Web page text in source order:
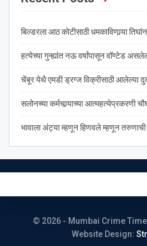
बिल्डरला आठ कोटीसाठी धमकाविणार्‍या
हत्येच्या गुन्ह्यांत नऊ वर्षांपासून वॉण्टेड
चेंबूर येथै एमडी ड्रग्ज विक्रीसाठी आलेल्या
सलोनच्या कर्मचार्‍याच्या आत्महत्येप्रकरणी
भावाला अंट्या म्हणून हिणवले म्हणून तरुणाची
© 2026 - Mumbai Crime
Website Design: